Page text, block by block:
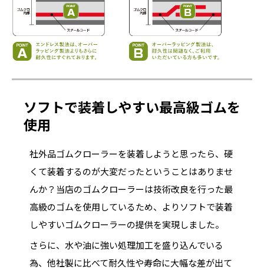
ソフトで装着しやすい最高級ゴムを
使用
社外品ゴムクローラーを装着しようと思ったら、硬
くて装着するのが大変だったということはありませ
んか？当店のゴムクローラーは技術改良を行った最
高級のゴムを使用しているため、よりソフトで装着
しやすいゴムクローラーの提供を実現しました。
さらに、水や油に強い処理加工を盛り込んでいる
為、他社製に比べて耐久性や寿命に大幅な差が出て